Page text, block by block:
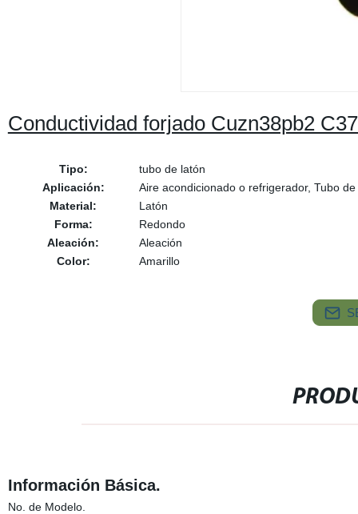
Conductividad forjado Cuzn38pb2
Tipo:
tubo de latón
Aplicación:
Aire acondicionado o refrigerador, Tubo
Material:
Latón
Forma:
Redondo
Aleación:
Aleación
Color:
Amarillo
Información Básica.
No. de Modelo.